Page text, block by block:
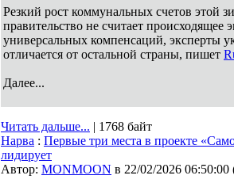
Резкий рост коммунальных счетов этой
правительство не считает происходящее
универсальных компенсаций, эксперты
отличается от остальной страны, пишет
Далее...
Читать дальше... | 1768 байт
Нарва : Первые три места в проекте
лидирует
Автор: MONMOON в 22/02/2026 06:50:00